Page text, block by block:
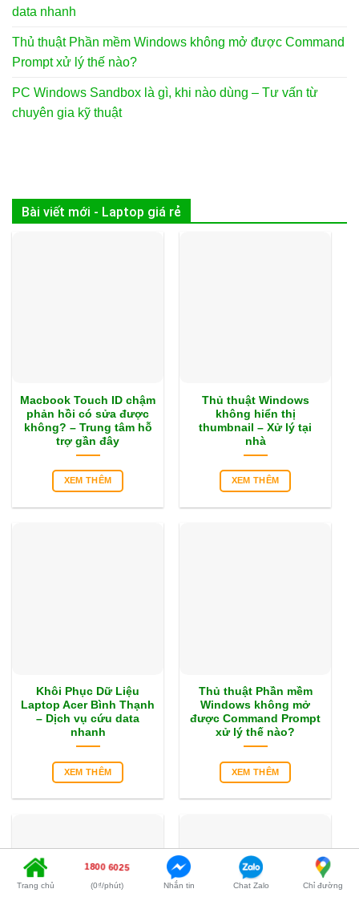
data nhanh
Thủ thuật Phần mềm Windows không mở được Command
Prompt xử lý thế nào?
PC Windows Sandbox là gì, khi nào dùng – Tư vấn từ
chuyên gia kỹ thuật
Bài viết mới - Laptop giá rẻ
Macbook Touch ID chậm
phản hồi có sửa được
không? – Trung tâm hỗ
trợ gần đây
XEM THÊM
Thủ thuật Windows
không hiển thị
thumbnail – Xử lý tại
nhà
XEM THÊM
Khôi Phục Dữ Liệu
Laptop Acer Bình Thạnh
– Dịch vụ cứu data
nhanh
XEM THÊM
Thủ thuật Phần mềm
Windows không mở
được Command Prompt
xử lý thế nào?
XEM THÊM
Trang chủ
1800 6025
(0₫/phút) Nhắn tin Chat Zalo Chỉ đường